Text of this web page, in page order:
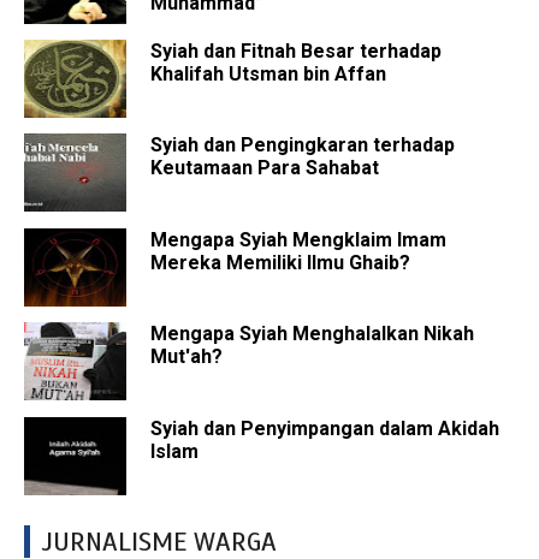
Syiah dan Fitnah Besar terhadap
Khalifah Utsman bin Affan
Syiah dan Pengingkaran terhadap
Keutamaan Para Sahabat
Mengapa Syiah Mengklaim Imam
Mereka Memiliki Ilmu Ghaib?
Mengapa Syiah Menghalalkan Nikah
Mut'ah?
Syiah dan Penyimpangan dalam Akidah
Islam
JURNALISME WARGA